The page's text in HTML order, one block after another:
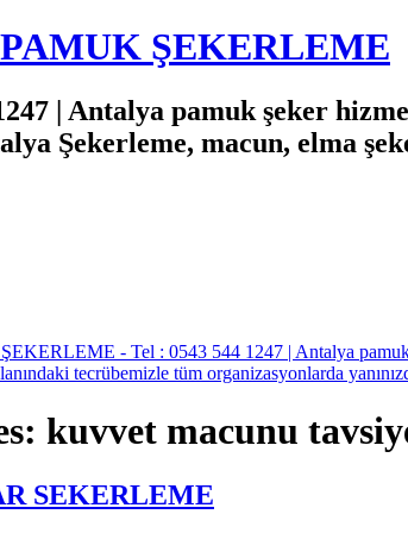
ŞEKERLEME
| Antalya pamuk şeker
Şekerleme, macun, elma
kuvvet macunu
SEKERLEME